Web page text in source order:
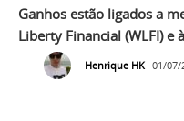
Ganhos estão ligados a
Liberty Financial (WLFI) e
Henrique HK 01/07/